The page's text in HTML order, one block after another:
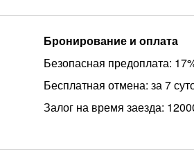
Бронирование и оплата
Безопасная предоплата:
Бесплатная отмена: за 7
Залог на время заезда: